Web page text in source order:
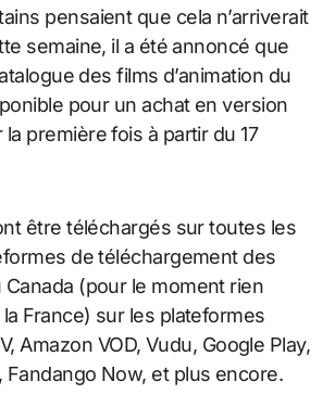
pensaient que cela n’arriverait
semaine, il a été annoncé que
des films d’animation du
pour un achat en version
première fois à partir du 17
être téléchargés sur toutes les
de téléchargement des
Canada (pour le moment rien
la France) sur les plateformes
Amazon VOD, Vudu, Google Play,
Fandango Now, et plus encore.